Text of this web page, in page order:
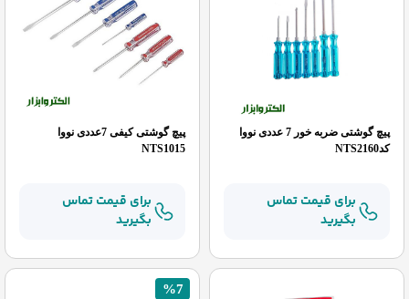
پیچ گوشتی ضربه خور 7 عددی نووا
کدNTS2160
برای قیمت تماس
بگیرید
پیچ گوشتی کیفی 7عددی نووا
NTS1015
برای قیمت تماس
بگیرید
%7